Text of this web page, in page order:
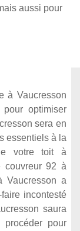
aussi pour
à Vaucresson
optimiser
sera en
essentiels à la
votre toit à
couvreur 92 à
Vaucresson a
incontesté
saura
pour